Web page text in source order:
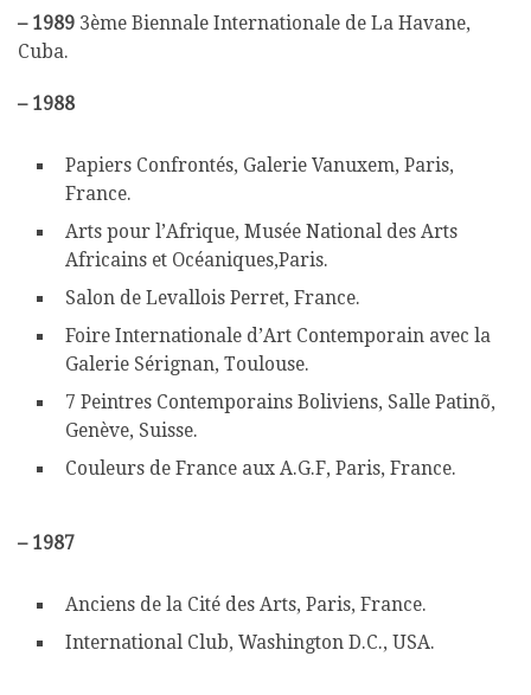
– 1989 3ème Biennale Internationale de La Havane,
Cuba.
– 1988
Papiers Confrontés, Galerie Vanuxem, Paris,
France.
Arts pour l’Afrique, Musée National des Arts
Africains et Océaniques,Paris.
Salon de Levallois Perret, France.
Foire Internationale d’Art Contemporain avec la
Galerie Sérignan, Toulouse.
7 Peintres Contemporains Boliviens, Salle Patinõ,
Genève, Suisse.
Couleurs de France aux A.G.F, Paris, France.
– 1987
Anciens de la Cité des Arts, Paris, France.
International Club, Washington D.C., USA.